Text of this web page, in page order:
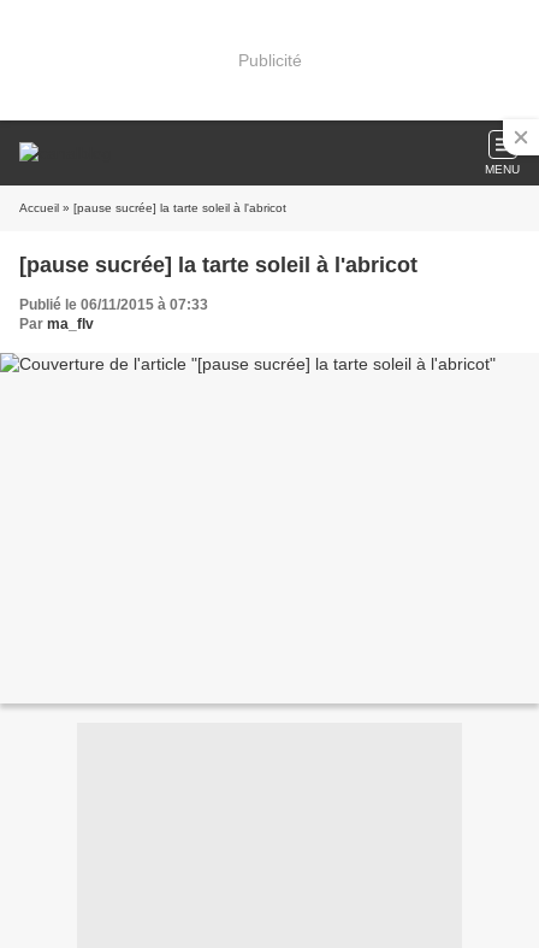
Publicité
MENU
Accueil » [pause sucrée] la tarte soleil à l'abricot
[pause sucrée] la tarte soleil à l'abricot
Publié le 06/11/2015 à 07:33
Par ma_flv